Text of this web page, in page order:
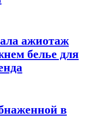
ажиотаж
белье для
в